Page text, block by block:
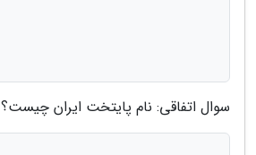
سوال اتفاقی: نام پایتخت ایران چیست؟